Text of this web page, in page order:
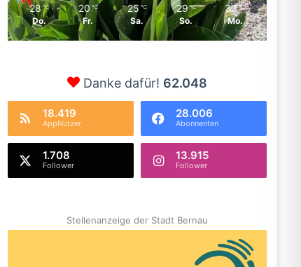
28 ℃
Do.
20 ℃
Fr.
25 ℃
Sa.
29 ℃
So.
33 ℃
Mo.
Danke dafür! 62.048
18.419
AppNutzer
28.006
Abonnenten
1.708
Follower
13.915
Follower
Stellenanzeige der Stadt Bernau